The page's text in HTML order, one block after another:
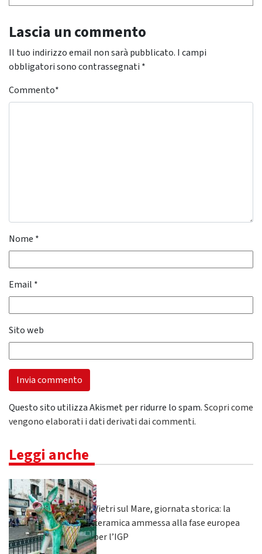
Lascia un commento
Il tuo indirizzo email non sarà pubblicato. I campi
obbligatori sono contrassegnati *
Commento*
Nome *
Email *
Sito web
Questo sito utilizza Akismet per ridurre lo spam.Scopri come
vengono elaborati i dati derivati dai commenti.
Leggi anche
Vietri sul Mare, giornata storica: la
ceramica ammessa alla fase europea
per l’IGP